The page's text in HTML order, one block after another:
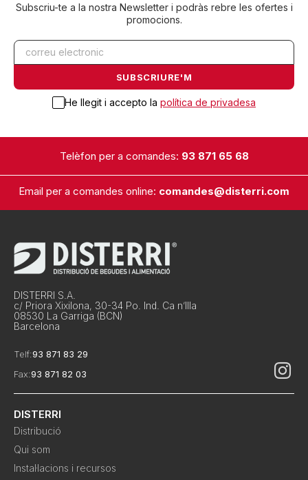
Subscriu-te a la nostra Newsletter i podràs rebre les ofertes i
promocions.
He llegit i accepto la política de privadesa
Telèfon per a comandes: 93 871 65 68
Email per a comandes online: comandes@disterri.com
DISTERRI S.A.
c/ Priora Xixilona, 30-34 Po. Ind. Ca n’Illa
08530 La Garriga (BCN)
Barcelona
Telf:93 871 83 29
Fax:93 871 82 03
DISTERRI
Distribució
Qui som
Instal·lacions i recursos